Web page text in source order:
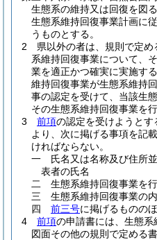
生態系の維持又は回復を図
生態系維持回復事業計画に
うものとする。
2
県以外の者は、規則で定
系維持回復事業について、
業を適正かつ確実に実施す
維持回復事業が生態系維持
事の認定を受けて、当該生
その生態系維持回復事業を
3
前項の認定を受けようとす
より、次に掲げる事項を記
ければならない。
一
氏名又は名称及び住所
表者の氏名
二
生態系維持回復事業を
三
生態系維持回復事業の
四
前三号に掲げるものの
4
前項の申請書には、生態
図面その他の規則で定める